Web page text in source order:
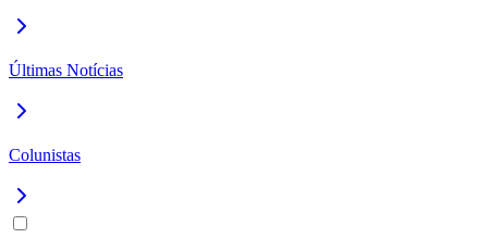
Últimas Notícias
Colunistas